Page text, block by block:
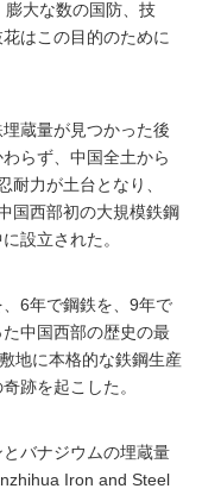
大な数の国防、技
はこの目的のために
蔵量が見つかった後
らず、中国全土から
耐力が土台となり、
国西部初の大規模鉄鋼
設立された。
6年で鋼鉄を、9年で
中国西部の歴史の最
地に本格的な鉄鋼生産
跡を起こした。
バナジウムの埋蔵量
Iron and Steel